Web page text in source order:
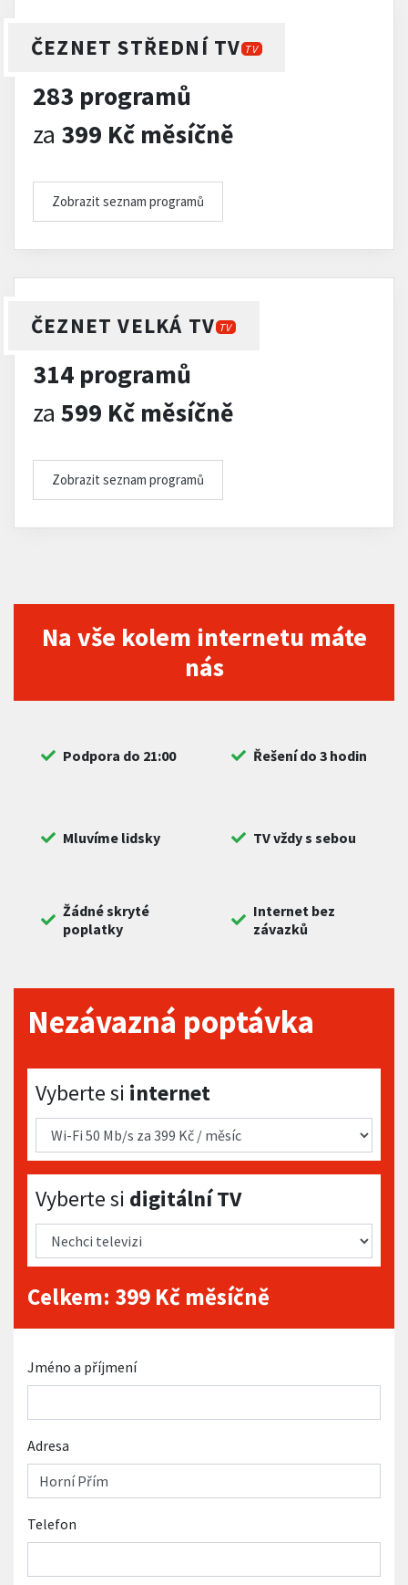
ČEZNET STŘEDNÍ TV TV
283 programů
za 399 Kč měsíčně
Zobrazit seznam programů
ČEZNET VELKÁ TV TV
314 programů
za 599 Kč měsíčně
Zobrazit seznam programů
Na vše kolem internetu máte
nás
Podpora do 21:00 Řešení do 3 hodin
Mluvíme lidsky TV vždy s sebou
Žádné skryté
poplatky
Internet bez
závazků
Nezávazná poptávka
Vyberte si internet
Vyberte si internet
Vyberte si digitální TV
Vyberte si digitální TV
Celkem: 399 Kč měsíčně
Jméno a příjmení
Adresa
Telefon